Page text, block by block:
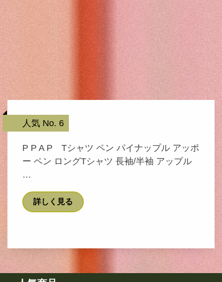
人気 No. 6
P P A P Tシャツ ペン パイナップル アッポ
ー ペン ロングTシャツ 長袖/半袖 アップル
…
詳しく見る